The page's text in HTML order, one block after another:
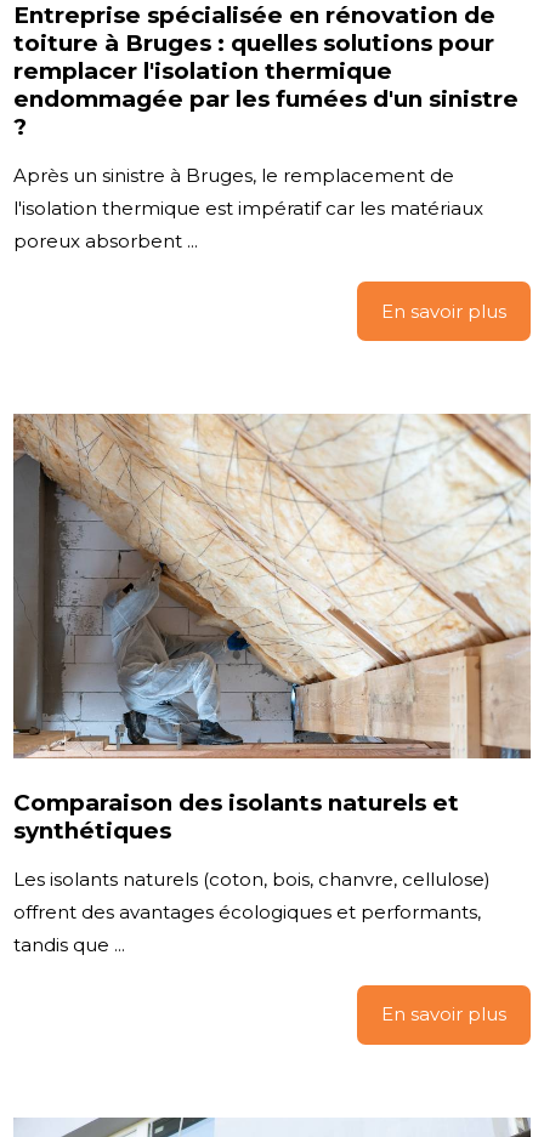
Entreprise spécialisée en rénovation de
toiture à Bruges : quelles solutions pour
remplacer l'isolation thermique
endommagée par les fumées d'un sinistre
?
Après un sinistre à Bruges, le remplacement de
l'isolation thermique est impératif car les matériaux
poreux absorbent ...
En savoir plus
Comparaison des isolants naturels et
synthétiques
Les isolants naturels (coton, bois, chanvre, cellulose)
offrent des avantages écologiques et performants,
tandis que ...
En savoir plus